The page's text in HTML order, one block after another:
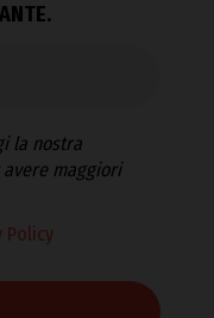
la nostra
maggiori
Policy